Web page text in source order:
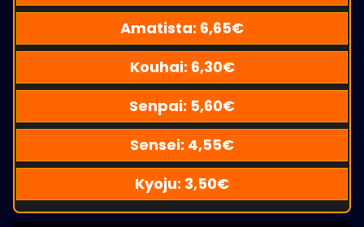
Amatista: 6,65€
Kouhai: 6,30€
Senpai: 5,60€
Sensei: 4,55€
Kyoju: 3,50€